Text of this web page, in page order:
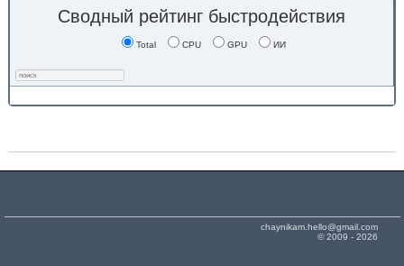
Сводный рейтинг быстродействия
Total CPU GPU ИИ
chaynikam.hello@gmail.com
© 2009 - 2026